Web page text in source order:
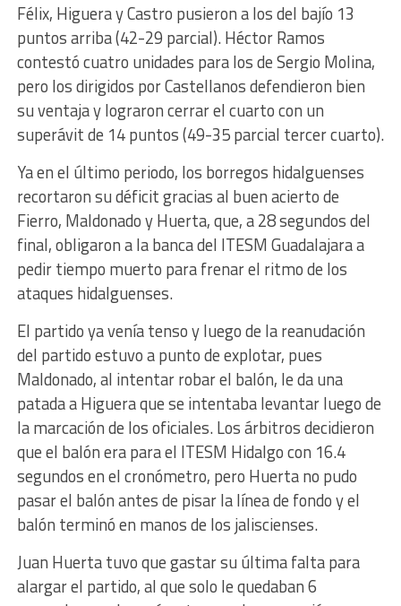
Félix, Higuera y Castro pusieron a los del bajío 13
puntos arriba (42-29 parcial). Héctor Ramos
contestó cuatro unidades para los de Sergio Molina,
pero los dirigidos por Castellanos defendieron bien
su ventaja y lograron cerrar el cuarto con un
superávit de 14 puntos (49-35 parcial tercer cuarto).
Ya en el último periodo, los borregos hidalguenses
recortaron su déficit gracias al buen acierto de
Fierro, Maldonado y Huerta, que, a 28 segundos del
final, obligaron a la banca del ITESM Guadalajara a
pedir tiempo muerto para frenar el ritmo de los
ataques hidalguenses.
El partido ya venía tenso y luego de la reanudación
del partido estuvo a punto de explotar, pues
Maldonado, al intentar robar el balón, le da una
patada a Higuera que se intentaba levantar luego de
la marcación de los oficiales. Los árbitros decidieron
que el balón era para el ITESM Hidalgo con 16.4
segundos en el cronómetro, pero Huerta no pudo
pasar el balón antes de pisar la línea de fondo y el
balón terminó en manos de los jaliscienses.
Juan Huerta tuvo que gastar su última falta para
alargar el partido, al que solo le quedaban 6